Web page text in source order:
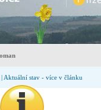
| Aktuální stav - více v článku